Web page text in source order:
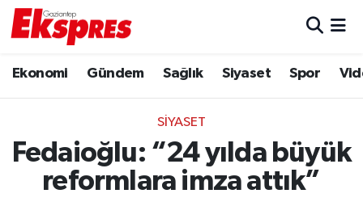
Ekonomi Gündem Sağlık Siyaset Spor
SIYASET
Fedaioğlu: “24 yılda büyük
reformlara imza attık”
Ekonomi
Gaziantep son dakika
Genel
Trafik Durumu
Puan Durumu ve Fikstür
Tüm Manşetler